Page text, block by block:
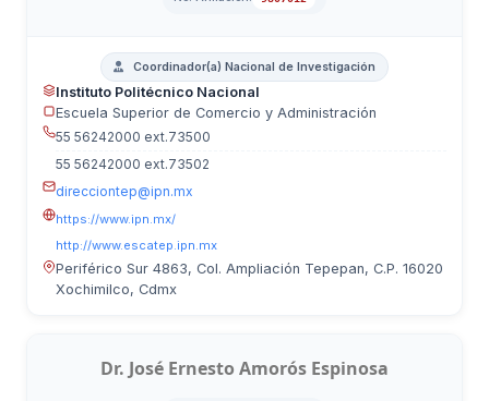
Coordinador(a) Nacional de Investigación
Instituto Politécnico Nacional
Escuela Superior de Comercio y Administración
55 56242000 ext.73500
55 56242000 ext.73502
direcciontep@ipn.mx
https://www.ipn.mx/
http://www.escatep.ipn.mx
Periférico Sur 4863, Col. Ampliación Tepepan, C.P. 16020
Xochimilco, Cdmx
Dr. José Ernesto Amorós Espinosa